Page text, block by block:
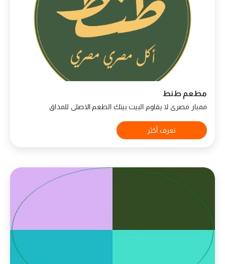
مطعم طنط
ممبار مصرى لا يقاوم البيت بيتك الطعم الاصلى للمذاق
تعرف أكثر